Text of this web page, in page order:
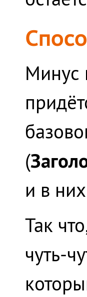
Минус
(
и в
Так
чуть-